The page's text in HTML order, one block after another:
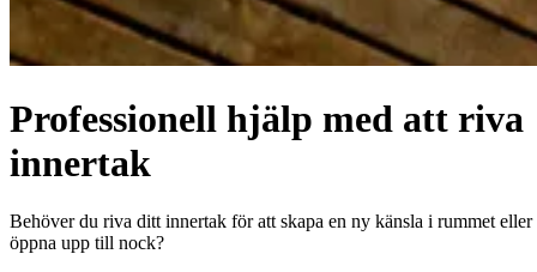
Professionell hjälp med att riva
innertak
Behöver du riva ditt innertak för att skapa en ny känsla i rummet eller
öppna upp till nock?